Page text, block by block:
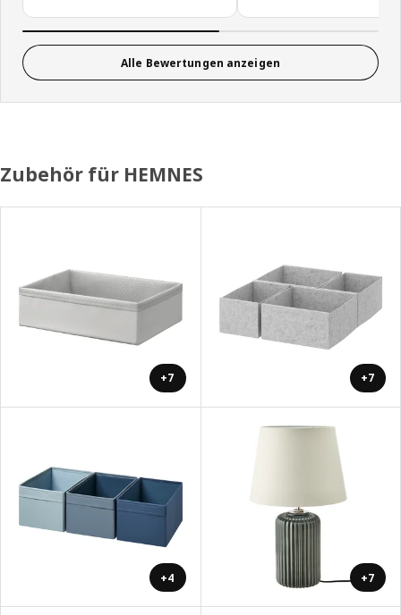
Alle Bewertungen anzeigen
Zubehör für HEMNES
+7 +7
+4 +7